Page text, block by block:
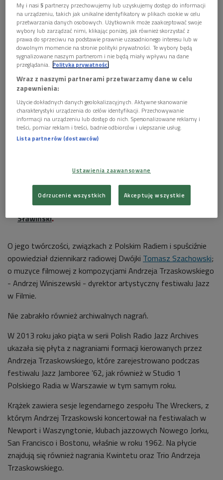
promocyjne
23 marca minęła 90. rocznica urodzin Andrzeja
Trzaskowskiego, pioniera jazzu w Polsce.
Tworzył utwory fortepianowe, orkiestrowe,
kameralne oraz muzykę filmową i teatralną.
Zjednoczonych, gdzie współpracował między innymi
W Dwójce wspominali go wybitni artyści:
Włodzimierz Nahorny,Jan Ptaszyn Wróblewskii
Sławiński.
O jego twórczości, związkach z Polskim Radiem i spuściźnie
opowiedział dziennikarz radiowej Dwójki Tomasz Szachowski;
o muzyce filmowej z kompozycjami Andrzeja Trzaskowskiego
- Andrzej Winiszewski - dyrektor artystyczny festiwalu Jazz
w Filmie.
Nie zabrakło również archiwalnych nagrań.
W 2013 roku jako piąta w serii Polish Radio Jazz Archives
ukazała się płyta z nagraniami formacji kierowanych przez
Andrzeja Trzaskowskiego, które zarejestrowano podczas
festiwalu Jazz Jamboree ’62, jak również w Studio 1
Polskiego Radia w Warszawie w tym samym roku.
Krążek zawiera sesje legendarnego zespołu The Wreckers, z
którym Andrzej Trzaskowski koncertował na festiwalach w
Newport i Waszyngtonie, klubach jazzowych Nowego Jorku,
San Francisco i Bostonu, właśnie w roku 1962. Na płycie
znajdują się również nagrania Kwintetu oraz Trio Andrzeja
Trzaskowskiego.
My i nasi5 partnerzy przechowujemy lub uzyskujemy dostęp do informacji
na urządzeniu, takich jak unikalne identyfikatory w plikach cookie w celu
przetwarzania danych osobowych. Użytkownik może zaakceptować swoje
wybory lub zarządzać nimi, klikając poniżej, jak również skorzystać z
prawa do sprzeciwu na podstawie prawnie uzasadnionego interesu lub w
dowolnym momencie na stronie polityki prywatności. Te wybory będą
sygnalizowane naszym partnerom i nie będą miały wpływu na dane
przeglądania. Polityka prywatności
Wraz z naszymi partnerami przetwarzamy dane w celu
zapewnienia:
Użycie dokładnych danych geolokalizacyjnych. Aktywne skanowanie
charakterystyki urządzenia do celów identyfikacji. Przechowywanie
informacji na urządzeniu lub dostęp do nich. Spersonalizowane reklamy i
treści, pomiar reklam i treści, badnie odbiorców i ulepszanie usług.
Lista partnerów (dostawców)
Ustawienia zaawansowane
Odrzucenie wszystkich Akceptuję wszystkie